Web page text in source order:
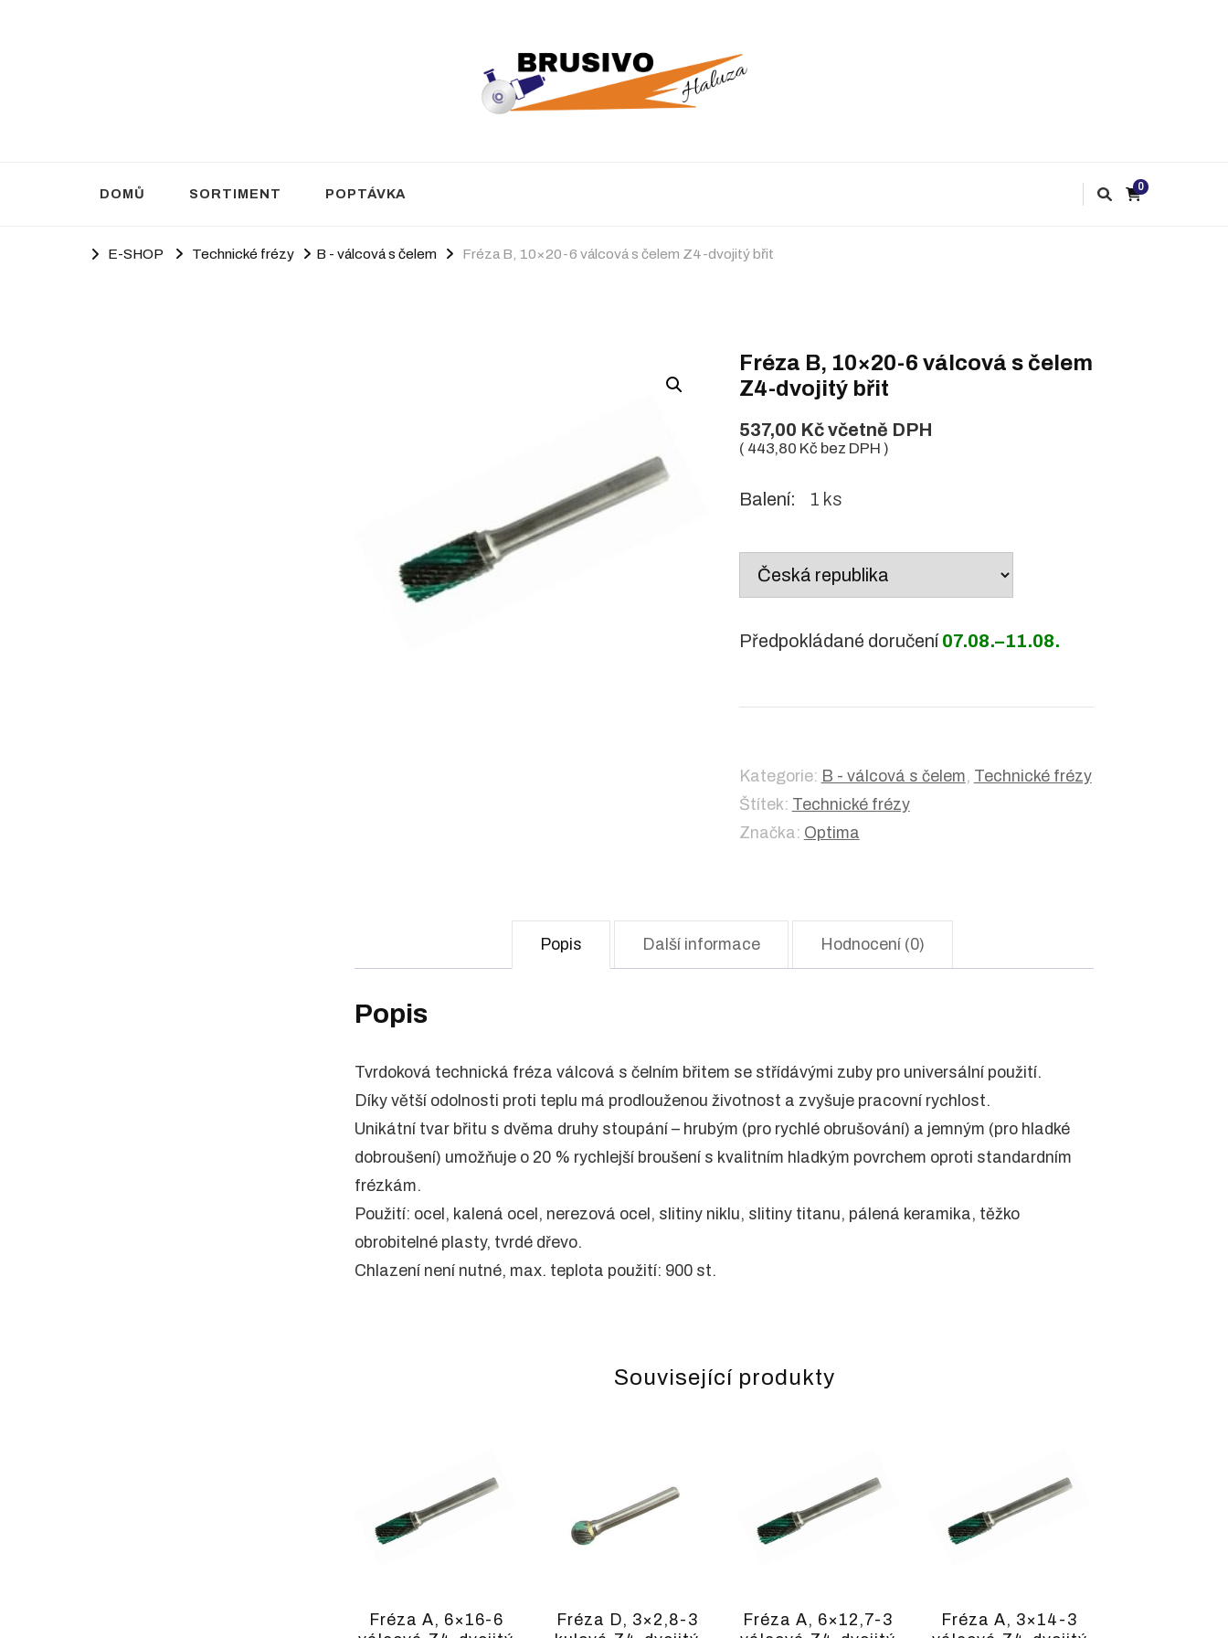
DOMŮ SORTIMENT POPTÁVKA 0
E-SHOP Technické frézy B - válcová s čelem Fréza B, 10×20-6 válcová s čelem Z4-dvojitý břit
Fréza B, 10×20-6 válcová s čelem
Z4-dvojitý břit
537,00 Kčvčetně DPH
( 443,80 Kč bez DPH )
Balení: 1 ks
Country
Předpokládané doručení07.08.–11.08.
Kategorie: B - válcová s čelem, Technické frézy
Štítek: Technické frézy
Značka: Optima
Popis Další informace Hodnocení (0)
Popis
Tvrdoková technická fréza válcová s čelním břitem se střídávými zuby pro universální použití.
Díky větší odolnosti proti teplu má prodlouženou životnost a zvyšuje pracovní rychlost.
Unikátní tvar břitu s dvěma druhy stoupání – hrubým (pro rychlé obrušování) a jemným (pro hladké
dobroušení) umožňuje o 20 % rychlejší broušení s kvalitním hladkým povrchem oproti standardním
frézkám.
Použití: ocel, kalená ocel, nerezová ocel, slitiny niklu, slitiny titanu, pálená keramika, těžko
obrobitelné plasty, tvrdé dřevo.
Chlazení není nutné, max. teplota použití: 900 st.
Související produkty
Fréza A, 6×16-6
Fréza D, 3×2,8-3
Fréza A, 6×12,7-3
Fréza A, 3×14-3